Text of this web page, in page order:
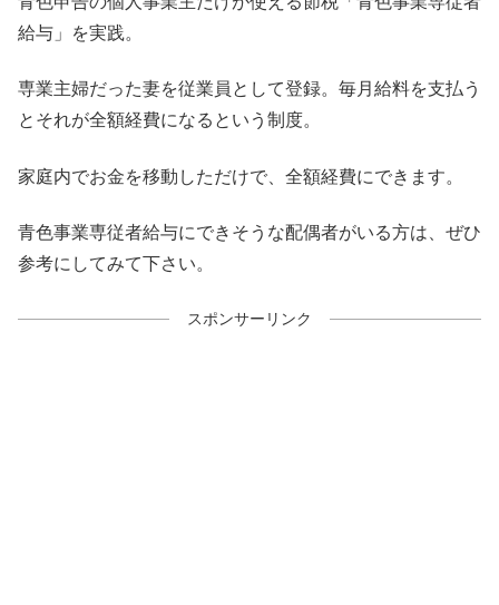
給与」を実践。
専業主婦だった妻を従業員として登録。毎月給料を支払う
とそれが全額経費になるという制度。
家庭内でお金を移動しただけで、全額経費にできます。
青色事業専従者給与にできそうな配偶者がいる方は、ぜひ
参考にしてみて下さい。
スポンサーリンク